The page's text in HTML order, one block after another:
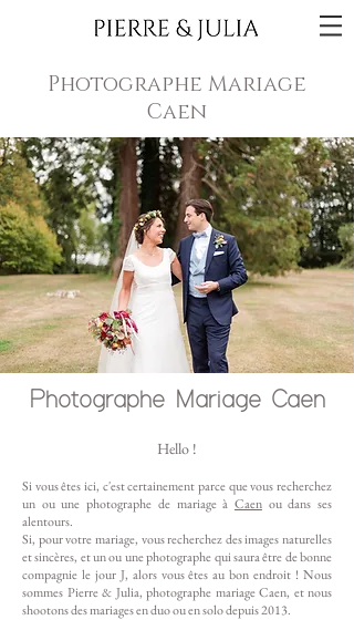
Photographe Mariage
Caen
Photographe Mariage Caen
Hello !
Si vous êtes ici, c'est certainement parce que vous recherchez
un ou une photographe de mariage à Caenou dans ses
alentours.
Si, pour votre mariage, vous recherchez des images naturelles
et sincères, et un ou une photographe qui saura être de bonne
compagnie le jour J, alors vous êtes au bon endroit ! Nous
sommes Pierre & Julia, photographe mariage Caen, et nous
shootons des mariages en duo ou en solo depuis 2013.